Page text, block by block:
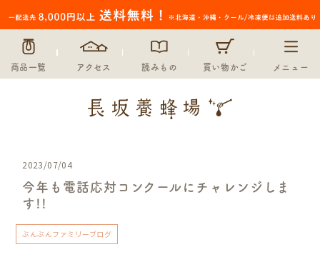
商品一覧 アクセス 読みもの 買い物かご メニュー
2023/07/04
今年も電話応対コンクールにチャレンジしま
す!!
ぶんぶんファミリーブログ